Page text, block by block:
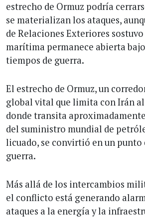
estrecho de Ormuz podría
se materializan los ataques,
de Relaciones Exteriores
marítima permanece abierta
tiempos de guerra.
El estrecho de Ormuz, un
global vital que limita con Irán
donde transita
del suministro mundial de
licuado, se convirtió en un
guerra.
Más allá de los intercambios
el conflicto está generando
ataques a la energía y la